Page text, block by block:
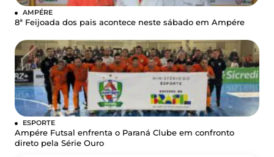
AMPÉRE
8ª Feijoada dos pais acontece neste sábado em Ampére
ESPORTE
Ampére Futsal enfrenta o Paraná Clube em confronto
direto pela Série Ouro